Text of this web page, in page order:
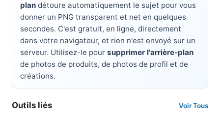
plan détoure automatiquement le sujet pour vous
donner un PNG transparent et net en quelques
secondes. C'est gratuit, en ligne, directement
dans votre navigateur, et rien n'est envoyé sur un
serveur. Utilisez-le pour supprimer l'arrière-plan
de photos de produits, de photos de profil et de
créations.
Outils liés Voir Tous